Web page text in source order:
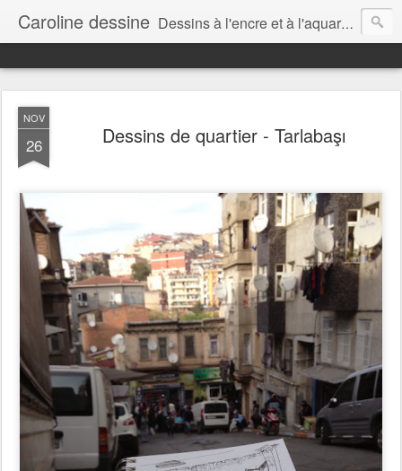
Caroline dessine Dessins à l'encre et à l'aquarelle par Caroline Lavergne, à Montréal et ailleurs (2007-2018)
NOV
26 Dessins de quartier - Tarlabaşı